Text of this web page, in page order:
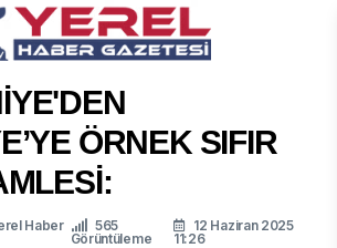
ÖRNEK SIFIR
Haber
565
Görüntüleme
12 Haziran 2025
11:26